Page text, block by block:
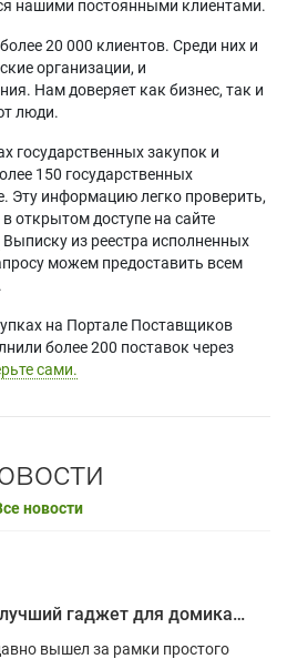
нашими постоянными клиентами.
20 000 клиентов. Среди них и
организации, и
Нам доверяет как бизнес, так и
люди.
государственных закупок и
150 государственных
Эту информацию легко проверить,
открытом доступе на сайте
Выписку из реестра исполненных
можем предоставить всем
на Портале Поставщиков
более 200 поставок через
сами.
новости
Почему проектор – лучший гаджет для домика в глэмпинге
вышел за рамки простого